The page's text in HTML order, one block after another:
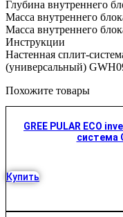
Глубина внутреннего
Масса внутреннего
Масса внутреннего
Инструкции
Настенная сплит-
(универсальный)
Похожите товары
GREE PULAR ECO
система
Купить